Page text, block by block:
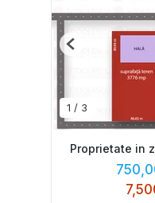
1 / 3
Previous
Proprietate in